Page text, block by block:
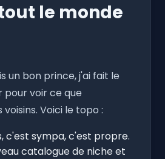
le monde
un bon prince, j'ai fait le
pour voir ce que
Voici le topo :
c'est sympa, c'est propre.
catalogue de niche et